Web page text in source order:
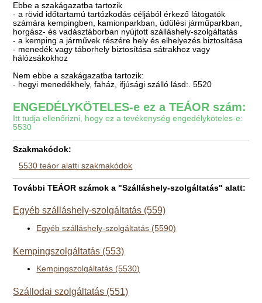
Ebbe a szakágazatba tartozik
- a rövid időtartamú tartózkodás céljából érkező látogatók
számára kempingben, kamionparkban, üdülési járműparkban,
horgász- és vadásztáborban nyújtott szálláshely-szolgáltatás
- a kemping a járművek részére hely és elhelyezés biztosítása
- menedék vagy táborhely biztosítása sátrakhoz vagy
hálózsákokhoz
Nem ebbe a szakágazatba tartozik:
- hegyi menedékhely, faház, ifjúsági szálló lásd:. 5520
ENGEDÉLYKÖTELES-e ez a TEÁOR szám:
Itt tudja ellenőrizni, hogy ez a tevékenység engedélyköteles-e:
5530
Szakmakódok:
5530 teáor alatti szakmakódok
További TEÁOR számok a "Szálláshely-szolgáltatás" alatt:
Egyéb szálláshely-szolgáltatás (559)
Egyéb szálláshely-szolgáltatás (5590)
Kempingszolgáltatás (553)
Kempingszolgáltatás (5530)
Szállodai szolgáltatás (551)